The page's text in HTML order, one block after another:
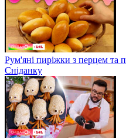
Рум'яні пиріжки з перцем та
Сніданку